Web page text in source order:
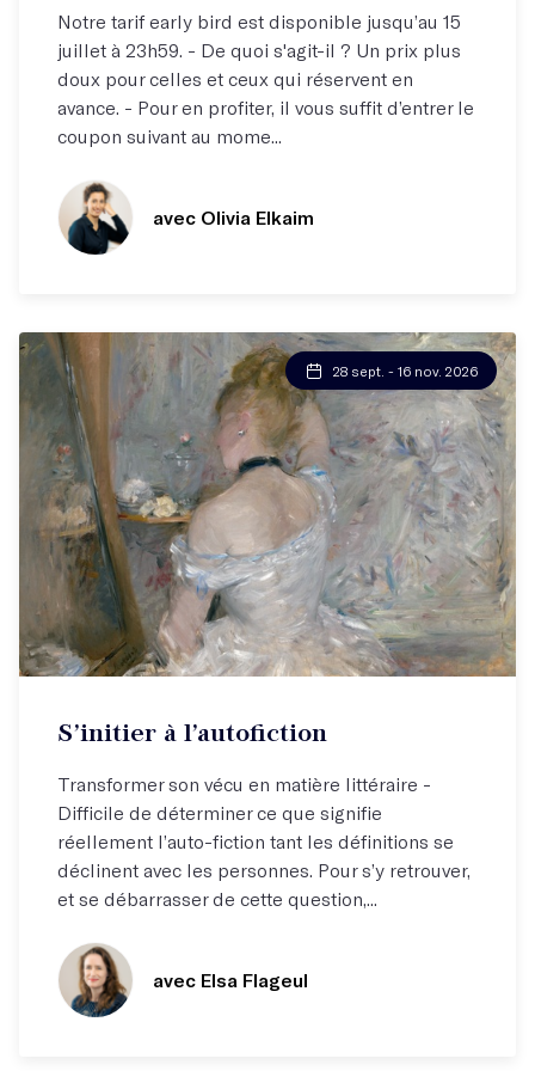
Notre tarif early bird est disponible jusqu’au 15
juillet à 23h59. - De quoi s'agit-il ? Un prix plus
doux pour celles et ceux qui réservent en
avance. - Pour en profiter, il vous suffit d’entrer le
coupon suivant au mome...
avec Olivia Elkaim
Venez écrire à partir de votre vécu !
28 sept. - 16 nov. 2026
S’initier à l’autofiction
Transformer son vécu en matière littéraire -
Difficile de déterminer ce que signifie
réellement l’auto-fiction tant les définitions se
déclinent avec les personnes. Pour s’y retrouver,
et se débarrasser de cette question,...
avec Elsa Flageul